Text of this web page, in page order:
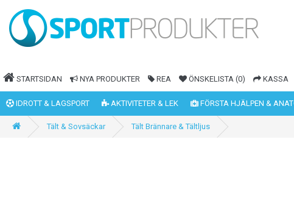
STARTSIDAN NYA PRODUKTER REA ÖNSKELISTA (0) KASSA
IDROTT & LAGSPORT AKTIVITETER & LEK FÖRSTA HJÄLPEN &
Tält & Sovsäckar Tält Brännare & Tältljus